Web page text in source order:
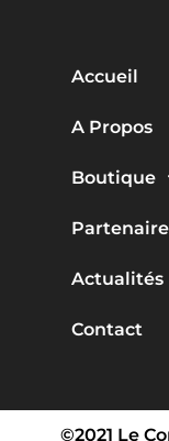
Accueil
A Propos
Boutique
Actualités
Contact
©2021 Le